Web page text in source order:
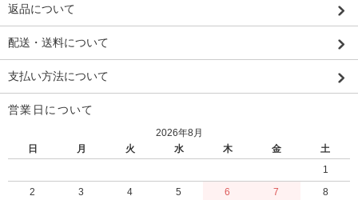
返品について
配送・送料について
支払い方法について
営業日について
2026年8月
日
月 火 水 木 金
土
1
2
3 4 5 6 7
8